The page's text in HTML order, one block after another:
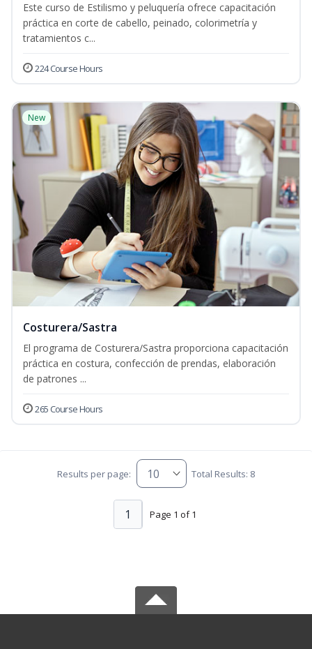
Este curso de Estilismo y peluquería ofrece capacitación
práctica en corte de cabello, peinado, colorimetría y
tratamientos c...
224 Course Hours
New
Costurera/Sastra
El programa de Costurera/Sastra proporciona capacitación
práctica en costura, confección de prendas, elaboración
de patrones ...
265 Course Hours
Results per page: Total Results: 8
Page 1 of 1
1